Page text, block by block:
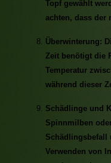
Topf gewählt
achten, dass der
Überwinterung:
Zeit benötigt die
Temperatur
während dieser
Schädlinge und
Spinnmilben
Schädlingsbefall
Verwenden von